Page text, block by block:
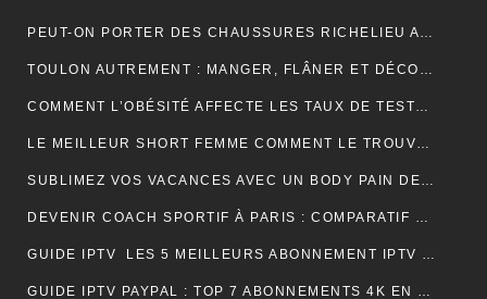
PEUT-ON PORTER DES CHAUSSURES RICHELIEU AVEC UN JEAN ?
TOULON AUTREMENT : MANGER, FLÂNER ET DÉCOUVRIR LES VRAIES BONNES ADRESSES
COMMENT L’OBÉSITÉ AFFECTE LES TAUX DE TESTOSTÉRONE ET LA LIBIDO MASCULINE
LE MEILLEUR SHORT FEMME COMMENT LE TROUVER RAPIDEMENT ET EFFICACEMENT
SUBLIMEZ VOS VACANCES AVEC UN BODY PAIN DE SUCRE PARFAIT POUR UN LOOK ÉLÉGANT EN VOYAGE
DEVENIR COACH SPORTIF À PARIS : COMPARATIF DES FORMATIONS CQP FITNESS
GUIDE IPTV LES 5 MEILLEURS ABONNEMENT IPTV FRANÇAIS 4K
GUIDE IPTV PAYPAL : TOP 7 ABONNEMENTS 4K EN FRANCE